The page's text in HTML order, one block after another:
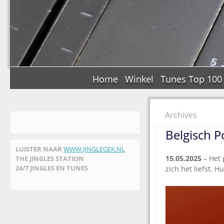
Home Winkel Tunes Top 100
LUISTER NAAR WWW.JINGLEGEK.NL
THE JINGLES STATION
24/7 JINGLES EN TUNES
Archives
Belgisch
15.05.2025 – Het
zich het liefst.